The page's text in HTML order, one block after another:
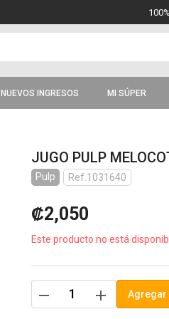
NUEVOS INGRESOS MI SÚPER
JUGO PULP
Pulp Ref.1031640
₡2,050
Este producto no está
remove add Agregar